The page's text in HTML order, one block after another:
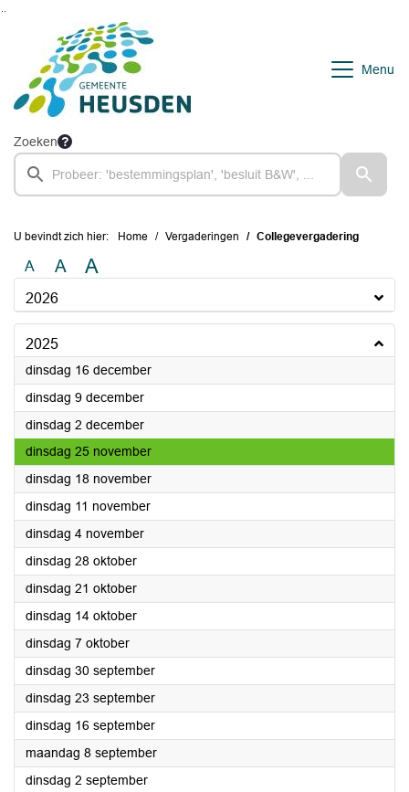
Ga naar de inhoud van deze pagina
Ga naar het zoeken
Ga naar het menu
Menu
Zoeken
U bevindt zich hier: Home Vergaderingen Collegevergadering
A A A
2026
2025
dinsdag 16 december2025
dinsdag 9 december2025
dinsdag 2 december2025
dinsdag 25 november2025
dinsdag 18 november2025
dinsdag 11 november2025
dinsdag 4 november2025
dinsdag 28 oktober2025
dinsdag 21 oktober2025
dinsdag 14 oktober2025
dinsdag 7 oktober2025
dinsdag 30 september2025
dinsdag 23 september2025
dinsdag 16 september2025
maandag 8 september2025
dinsdag 2 september2025